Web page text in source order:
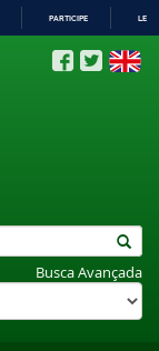
PARTICIPE
Busca Avançada